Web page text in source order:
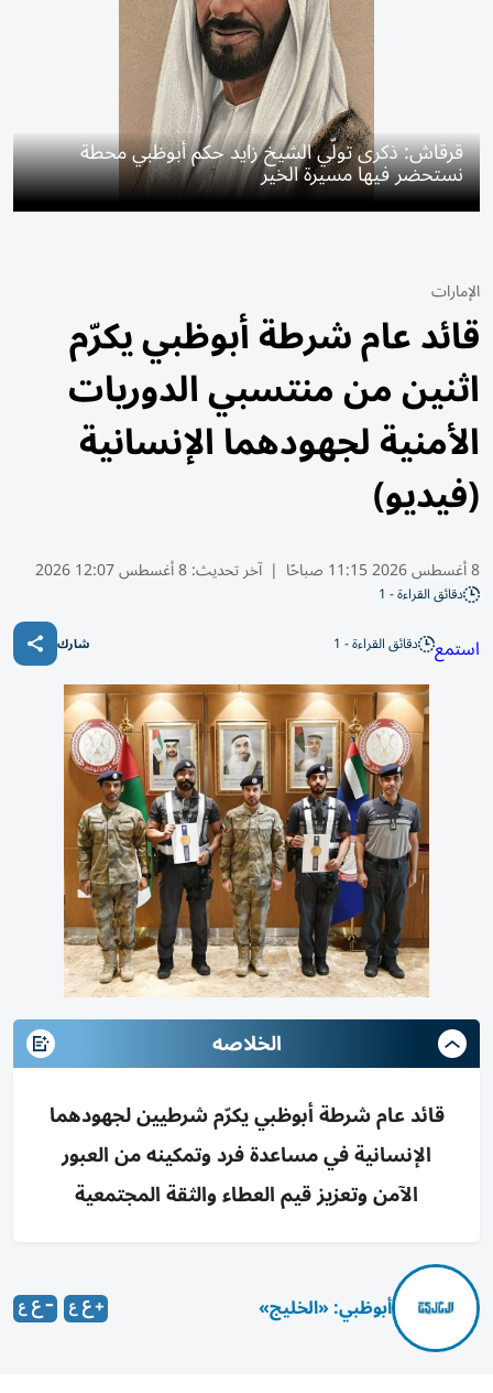
قرقاش: ذكرى تولّي الشيخ زايد حكم أبوظبي محطة
نستحضر فيها مسيرة الخير
الإمارات
قائد عام شرطة أبوظبي يكرّم
اثنين من منتسبي الدوريات
الأمنية لجهودهما الإنسانية
(فيديو)
8 أغسطس 2026 11:15 صباحًا | آخر تحديث:8 أغسطس 12:07 2026
دقائق القراءة - 1
استمع دقائق القراءة - 1 شارك
الخلاصه
قائد عام شرطة أبوظبي يكرّم شرطيين لجهودهما
الإنسانية في مساعدة فرد وتمكينه من العبور
الآمن وتعزيز قيم العطاء والثقة المجتمعية
أبوظبي: «الخليج»